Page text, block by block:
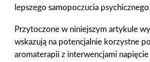
lepszego samopoczucia psychicznego.
Przytoczone w niniejszym artykule
wskazują na potencjalnie korzystne
aromaterapii z interwencjami